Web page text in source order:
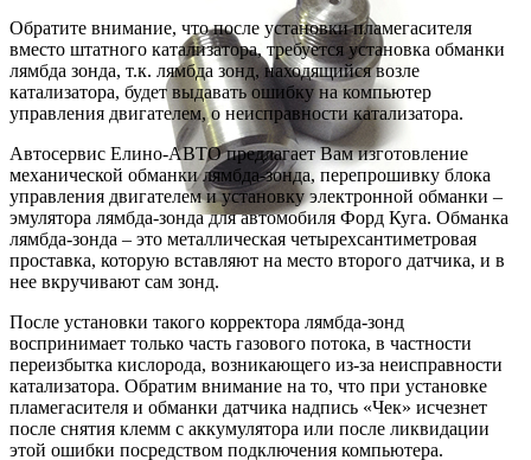
Обратите внимание, что после установки пламегасителя
вместо штатного катализатора, требуется установка обманки
лямбда зонда, т.к. лямбда зонд, находящийся возле
катализатора, будет выдавать ошибку на компьютер
управления двигателем, о неисправности катализатора.
Автосервис Елино-АВТО предлагает Вам изготовление
механической обманки лямбда-зонда, перепрошивку блока
управления двигателем и установку электронной обманки –
эмулятора лямбда-зонда для автомобиля Форд Куга. Обманка
лямбда-зонда – это металлическая четырехсантиметровая
проставка, которую вставляют на место второго датчика, и в
нее вкручивают сам зонд.
После установки такого корректора лямбда-зонд
воспринимает только часть газового потока, в частности
переизбытка кислорода, возникающего из-за неисправности
катализатора. Обратим внимание на то, что при установке
пламегасителя и обманки датчика надпись «Чек» исчезнет
после снятия клемм с аккумулятора или после ликвидации
этой ошибки посредством подключения компьютера.